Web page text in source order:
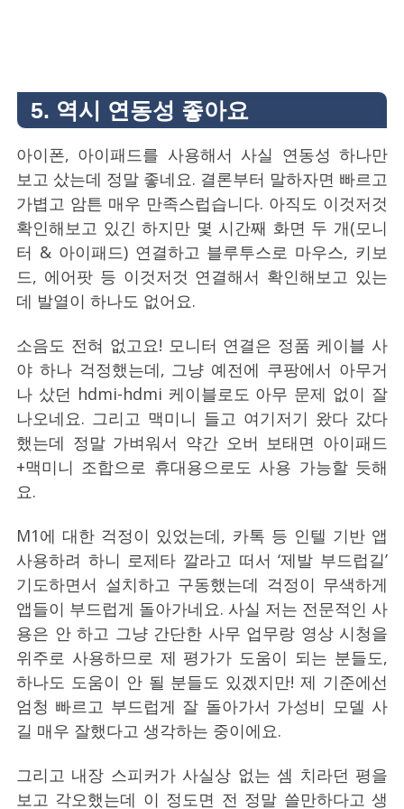
5. 역시 연동성 좋아요
아이폰, 아이패드를 사용해서 사실 연동성 하나만
보고 샀는데 정말 좋네요. 결론부터 말하자면 빠르고
가볍고 암튼 매우 만족스럽습니다. 아직도 이것저것
확인해보고 있긴 하지만 몇 시간째 화면 두 개(모니
터 & 아이패드) 연결하고 블루투스로 마우스, 키보
드, 에어팟 등 이것저것 연결해서 확인해보고 있는
데 발열이 하나도 없어요.
소음도 전혀 없고요! 모니터 연결은 정품 케이블 사
야 하나 걱정했는데, 그냥 예전에 쿠팡에서 아무거
나 샀던 hdmi-hdmi 케이블로도 아무 문제 없이 잘
나오네요. 그리고 맥미니 들고 여기저기 왔다 갔다
했는데 정말 가벼워서 약간 오버 보태면 아이패드
+맥미니 조합으로 휴대용으로도 사용 가능할 듯해
요.
M1에 대한 걱정이 있었는데, 카톡 등 인텔 기반 앱
사용하려 하니 로제타 깔라고 떠서 ‘제발 부드럽길’
기도하면서 설치하고 구동했는데 걱정이 무색하게
앱들이 부드럽게 돌아가네요. 사실 저는 전문적인 사
용은 안 하고 그냥 간단한 사무 업무랑 영상 시청을
위주로 사용하므로 제 평가가 도움이 되는 분들도,
하나도 도움이 안 될 분들도 있겠지만! 제 기준에선
엄청 빠르고 부드럽게 잘 돌아가서 가성비 모델 사
길 매우 잘했다고 생각하는 중이에요.
그리고 내장 스피커가 사실상 없는 셈 치라던 평을
보고 각오했는데 이 정도면 전 정말 쓸만하다고 생